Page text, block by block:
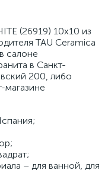
(26919) 10x10 из
TAU Ceramica
салоне
в Санкт-
200, либо
магазине
– для ванной, для